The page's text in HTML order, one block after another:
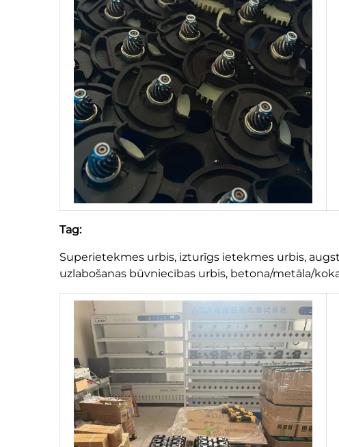
Tag:
Superietekmes urbis, izturīgs ietekmes urbis,
uzlabošanas būvniecības urbis, betona/metāla/